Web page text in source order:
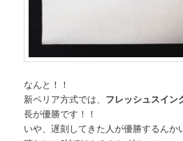
なんと！！
新ペリア方式では、 フレッシュスイン
長が優勝です！！
いや、遅刻してきた人が優勝するんか